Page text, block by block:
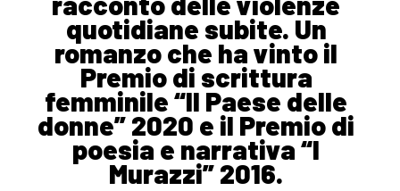
quotidiane subite. Un
romanzo che ha vinto il
Premio di scrittura
femminile “Il Paese delle
donne” 2020 e il Premio di
poesia e narrativa “I
Murazzi” 2016.